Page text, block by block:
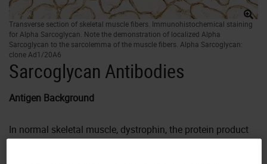
Transverse section of skeletal muscle fibers. Immunohistochemical staining
for Alpha Sarcoglycan. Note the demonstration of localized Alpha
Sarcoglycan to the sarcolemma of the muscle fibers. Alpha Sarcoglycan:
clone Ad1/20A6
Sarcoglycan Antibodies
Antigen Background
In normal skeletal muscle, dystrophin, the protein product
of the gene which is defective in Duchenne and Becker